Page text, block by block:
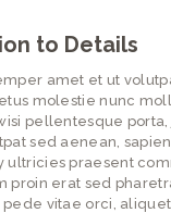
to Details
amet et ut
molestie nunc
pellentesque porta,
sed aenean,
ultricies praesent
proin erat sed
pede vitae orci,